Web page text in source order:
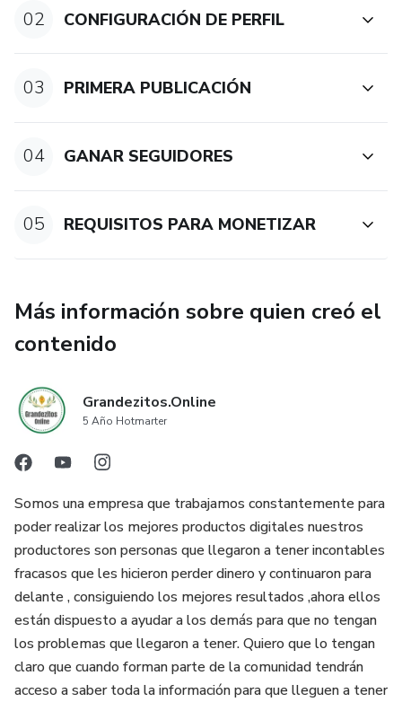
02 CONFIGURACIÓN DE PERFIL
03 PRIMERA PUBLICACIÓN
04 GANAR SEGUIDORES
05 REQUISITOS PARA MONETIZAR
Más información sobre quien creó el
contenido
Grandezitos.Online
5 Año Hotmarter
Somos una empresa que trabajamos constantemente para
poder realizar los mejores productos digitales nuestros
productores son personas que llegaron a tener incontables
fracasos que les hicieron perder dinero y continuaron para
delante , consiguiendo los mejores resultados ,ahora ellos
están dispuesto a ayudar a los demás para que no tengan
los problemas que llegaron a tener. Quiero que lo tengan
claro que cuando forman parte de la comunidad tendrán
acceso a saber toda la información para que lleguen a tener